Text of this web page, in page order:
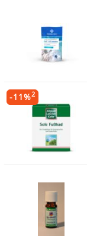
-11%2